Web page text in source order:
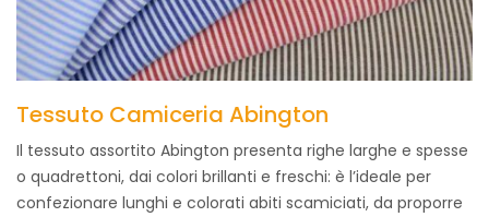
Tessuto Camiceria Abington
Il tessuto assortito Abington presenta righe larghe e spesse
o quadrettoni, dai colori brillanti e freschi: è l’ideale per
confezionare lunghi e colorati abiti scamiciati, da proporre